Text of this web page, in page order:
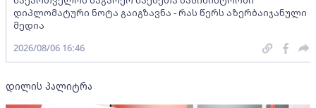
დიპლომატური ნოტა გაიგზავნა - რას წერს აზერბაიჯანული
მედია
2026/08/06 16:46
დილის პალიტრა